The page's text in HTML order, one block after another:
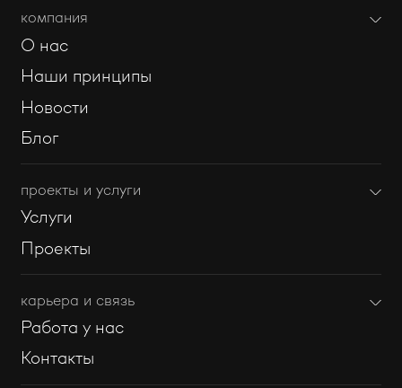
компания
О нас
Наши принципы
Новости
Блог
проекты и услуги
Услуги
Проекты
карьера и связь
Работа у нас
Контакты